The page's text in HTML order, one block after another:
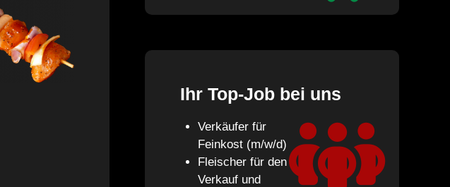
Ihr Top-Job bei uns
Verkäufer für
Feinkost (m/w/d)
Fleischer für den
Verkauf und